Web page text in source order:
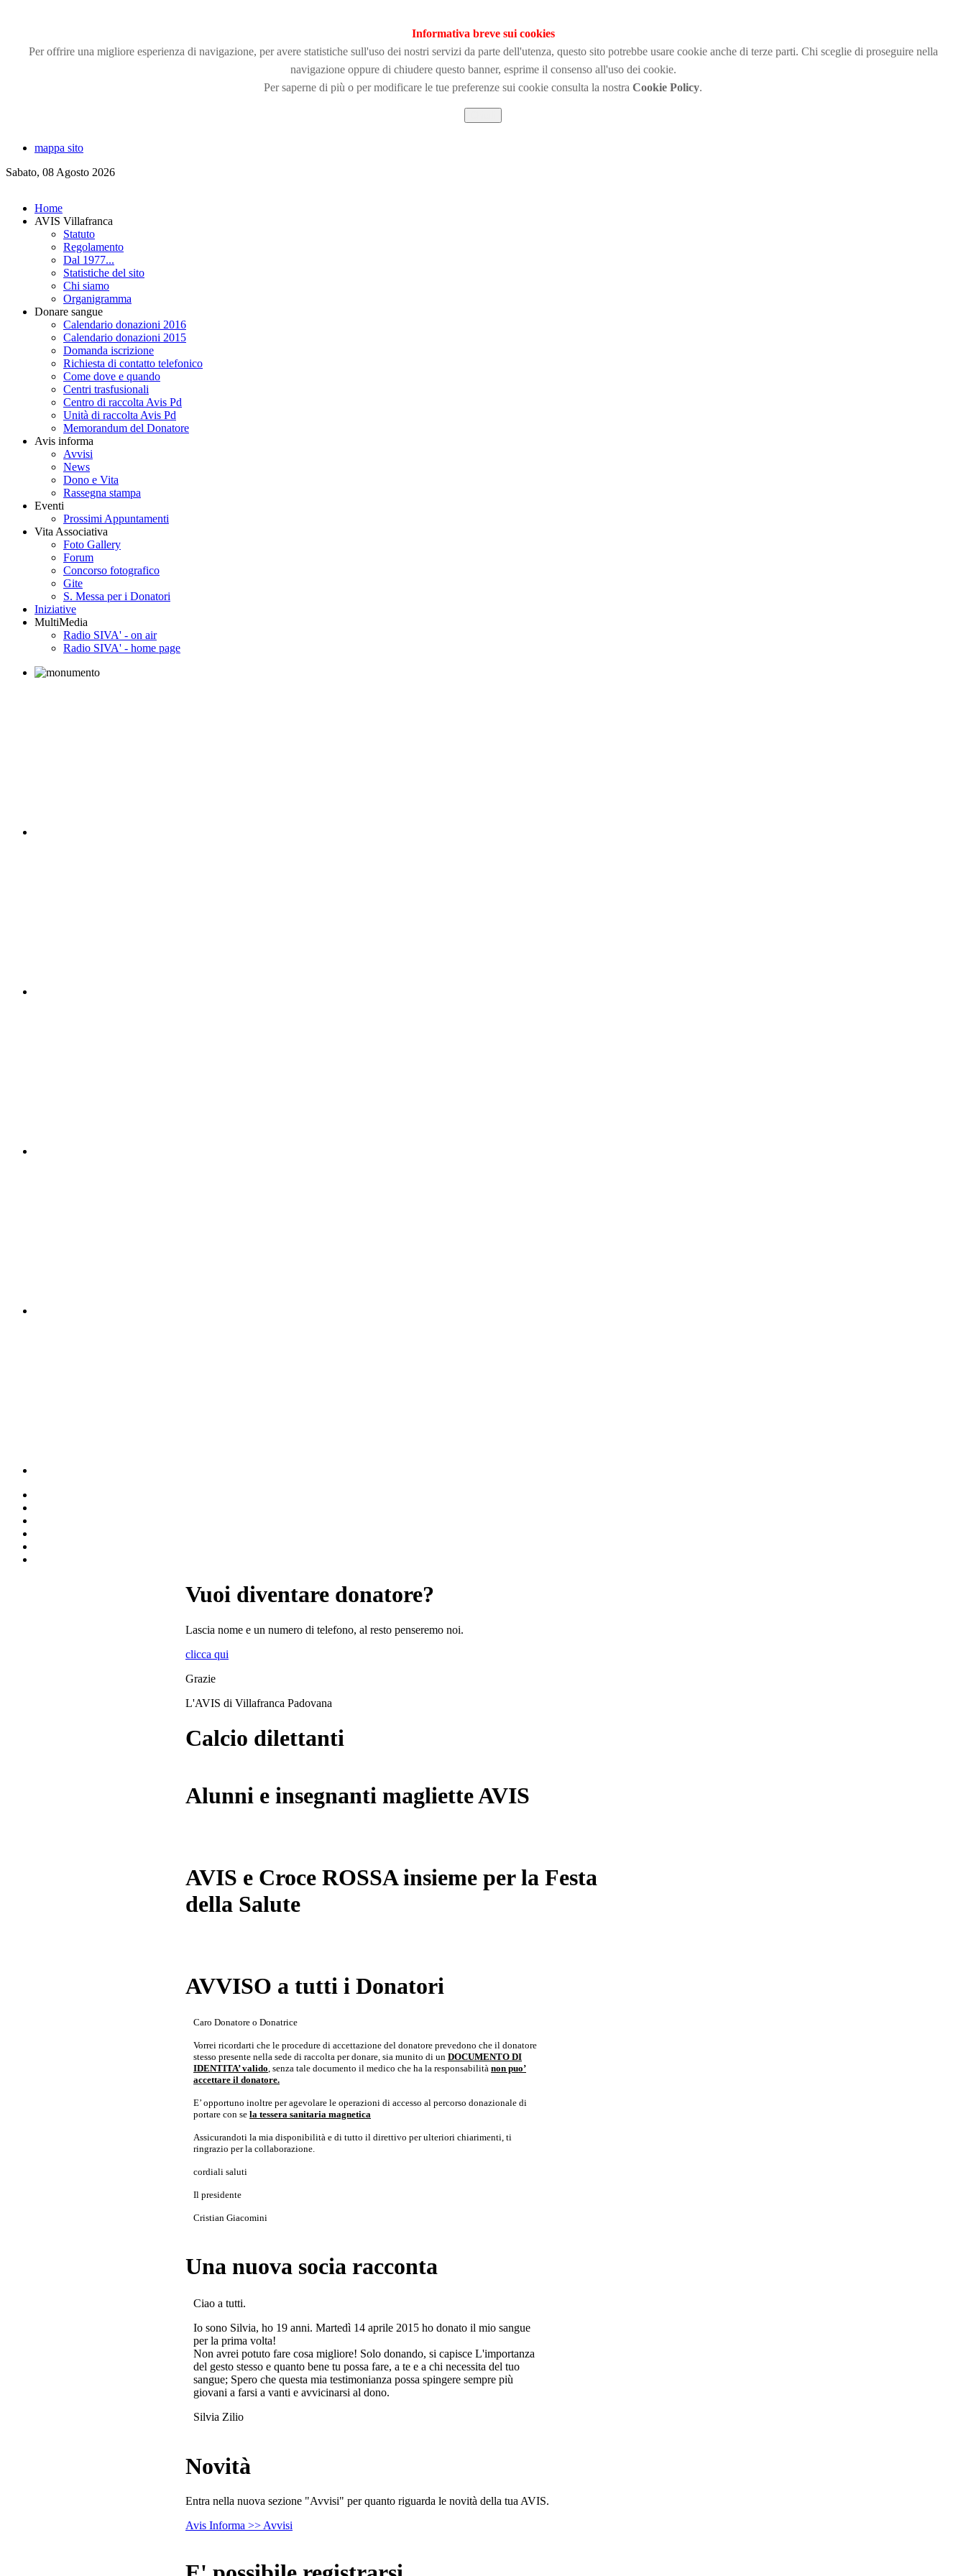
Informativa breve sui cookies
Per offrire una migliore esperienza di navigazione, per avere statistiche sull'uso dei nostri servizi da parte dell'utenza, questo sito potrebbe usare cookie anche di terze parti. Chi sceglie di proseguire nella
navigazione oppure di chiudere questo banner, esprime il consenso all'uso dei cookie.
Per saperne di più o per modificare le tue preferenze sui cookie consulta la nostra Cookie Policy.
mappa sito
Sabato, 08 Agosto 2026
Home
AVIS Villafranca
Statuto
Regolamento
Dal 1977...
Statistiche del sito
Chi siamo
Organigramma
Donare sangue
Calendario donazioni 2016
Calendario donazioni 2015
Domanda iscrizione
Richiesta di contatto telefonico
Come dove e quando
Centri trasfusionali
Centro di raccolta Avis Pd
Unità di raccolta Avis Pd
Memorandum del Donatore
Avis informa
Avvisi
News
Dono e Vita
Rassegna stampa
Eventi
Prossimi Appuntamenti
Vita Associativa
Foto Gallery
Forum
Concorso fotografico
Gite
S. Messa per i Donatori
Iniziative
MultiMedia
Radio SIVA' - on air
Radio SIVA' - home page
Vuoi diventare donatore?
Lascia nome e un numero di telefono, al resto penseremo noi.
clicca qui
Grazie
L'AVIS di Villafranca Padovana
Calcio dilettanti
Alunni e insegnanti magliette AVIS
AVIS e Croce ROSSA insieme per la Festa
della Salute
AVVISO a tutti i Donatori
Caro Donatore o Donatrice
Vorrei ricordarti che le procedure di accettazione del donatore prevedono che il donatore
stesso presente nella sede di raccolta per donare, sia munito di un DOCUMENTO DI
IDENTITA’ valido, senza tale documento il medico che ha la responsabilità non puo’
accettare il donatore.
E’ opportuno inoltre per agevolare le operazioni di accesso al percorso donazionale di
portare con se la tessera sanitaria magnetica
Assicurandoti la mia disponibilità e di tutto il direttivo per ulteriori chiarimenti, ti
ringrazio per la collaborazione.
cordiali saluti
Il presidente
Cristian Giacomini
Una nuova socia racconta
Ciao a tutti.
Io sono Silvia, ho 19 anni. Martedì 14 aprile 2015 ho donato il mio sangue
per la prima volta!
Non avrei potuto fare cosa migliore! Solo donando, si capisce L'importanza
del gesto stesso e quanto bene tu possa fare, a te e a chi necessita del tuo
sangue; Spero che questa mia testimonianza possa spingere sempre più
giovani a farsi a vanti e avvicinarsi al dono.
Silvia Zilio
Novità
Entra nella nuova sezione "Avvisi" per quanto riguarda le novità della tua AVIS.
Avis Informa >> Avvisi